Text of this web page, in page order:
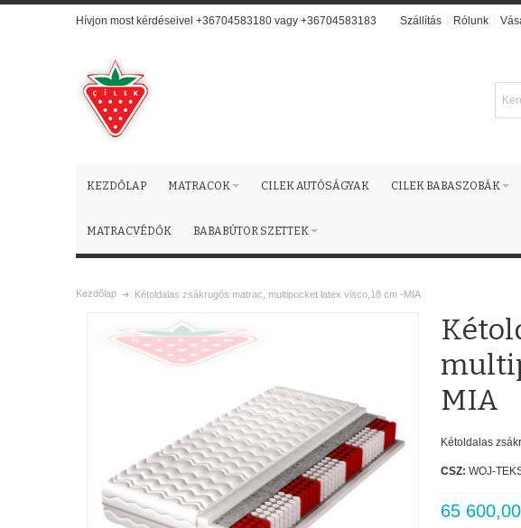
Hívjon most kérdéseivel +36704583180 vagy +36704583183 Szállítás Rólunk
KEZDŐLAP MATRACOK CILEK AUTÓSÁGYAK CILEK BABASZOBÁK
MATRACVÉDŐK BABABÚTOR SZETTEK
Kezdőlap Kétoldalas zsákrugós matrac, multipocket latex visco,18 cm -MIA
MIA
Kétoldalas
CSZ: WOJ-
65